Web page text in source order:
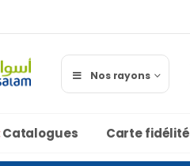
Nos rayons
Catalogues Carte fidélité